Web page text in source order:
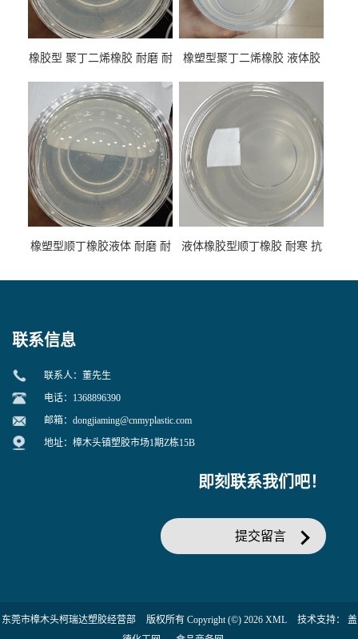
橡胶型 聚丁二烯橡胶 耐磨 耐
性
橡塑型聚丁二烯橡胶 液体胶
专用
橡塑型顺丁橡胶液体 耐磨 耐
液体橡胶型顺丁橡胶 耐寒 抗
联系信息
联系人：董先生
电话：1368896390
邮箱： dongjiaming@cnmyplastic.com
地址：樟木头镇塑胶市场1期Z栋15B
即刻联系我们吧！
提交留言
东莞市樟木头柯瑞达塑胶经营部 版权所有 Copyright (©) 2026 XML 技术支持： 盖